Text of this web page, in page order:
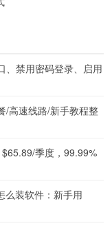
、禁用密码登录、启用
/高速线路/新手教程整
季度，99.99%
么装软件：新手用